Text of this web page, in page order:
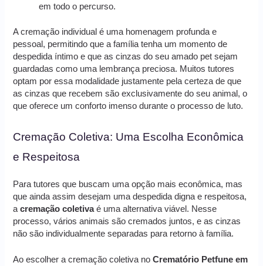
em todo o percurso.
A cremação individual é uma homenagem profunda e
pessoal, permitindo que a família tenha um momento de
despedida íntimo e que as cinzas do seu amado pet sejam
guardadas como uma lembrança preciosa. Muitos tutores
optam por essa modalidade justamente pela certeza de que
as cinzas que recebem são exclusivamente do seu animal, o
que oferece um conforto imenso durante o processo de luto.
Cremação Coletiva: Uma Escolha Econômica
e Respeitosa
Para tutores que buscam uma opção mais econômica, mas
que ainda assim desejam uma despedida digna e respeitosa,
acremação coletivaé uma alternativa viável. Nesse
processo, vários animais são cremados juntos, e as cinzas
não são individualmente separadas para retorno à família.
Ao escolher a cremação coletiva noCrematório Petfune em